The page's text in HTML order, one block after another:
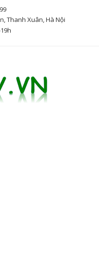
Thanh Xuân, Hà Nội